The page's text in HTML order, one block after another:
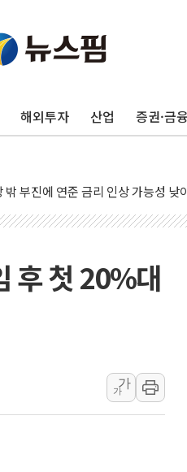
해외투자 산업 증권·금융
소청 출범…피해자들 '범죄 사각지
선 결과 발표...'김민석 재역전 vs 정
리 인상 우려 후퇴…S&P500 최고치
임 재추진…"26일까지 의혹 소명"
…고용 감소에 9월 동결 전망 우세
, '공동방위협정' 체결… 이스라엘
도회장 공사 중단 명령…트럼프 제동
하르그섬', 최근 1주일 이상 '올스
용 쇼크에 금리 인상 우려 후퇴…나
명 감소 '쇼크'…9월 금리 인상 기
국, 공동방위협정 체결
주...아틀라시안·클라우드플레어·
"6·25 미군 실종자 7359명 끝
후 첫 20%대
가
가